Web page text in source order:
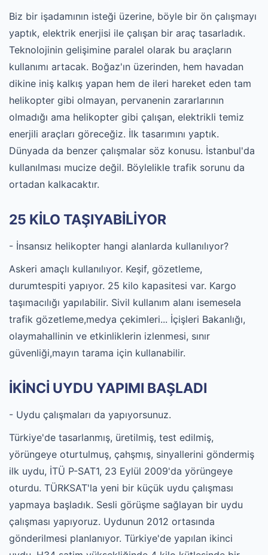
Biz bir işadamının isteği üzerine, böyle bir ön çalışmayı
yaptık, elektrik enerjisi ile çalışan bir araç tasarladık.
Teknolojinin gelişimine paralel olarak bu araçların
kullanımı artacak. Boğaz'ın üzerinden, hem havadan
dikine iniş kalkış yapan hem de ileri hareket eden tam
helikopter gibi olmayan, pervanenin zararlarının
olmadığı ama helikopter gibi çalışan, elektrikli temiz
enerjili araçları göreceğiz. İlk tasarımını yaptık.
Dünyada da benzer çalışmalar söz konusu. İstanbul'da
kullanılması mucize değil. Böylelikle trafik sorunu da
ortadan kalkacaktır.
25 KİLO TAŞIYABİLİYOR
- İnsansız helikopter hangi alanlarda kullanılıyor?
Askeri amaçlı kullanılıyor. Keşif, gözetleme,
durumtespiti yapıyor. 25 kilo kapasitesi var. Kargo
taşımacılığı yapılabilir. Sivil kullanım alanı isemesela
trafik gözetleme,medya çekimleri... İçişleri Bakanlığı,
olaymahallinin ve etkinliklerin izlenmesi, sınır
güvenliği,mayın tarama için kullanabilir.
İKİNCİ UYDU YAPIMI BAŞLADI
- Uydu çalışmaları da yapıyorsunuz.
Türkiye'de tasarlanmış, üretilmiş, test edilmiş,
yörüngeye oturtulmuş, çahşmış, sinyallerini göndermiş
ilk uydu, İTÜ P-SAT1, 23 Eylül 2009'da yörüngeye
oturdu. TÜRKSAT'la yeni bir küçük uydu çalışması
yapmaya başladık. Sesli görüşme sağlayan bir uydu
çalışması yapıyoruz. Uydunun 2012 ortasında
gönderilmesi planlanıyor. Türkiye'de yapılan ikinci